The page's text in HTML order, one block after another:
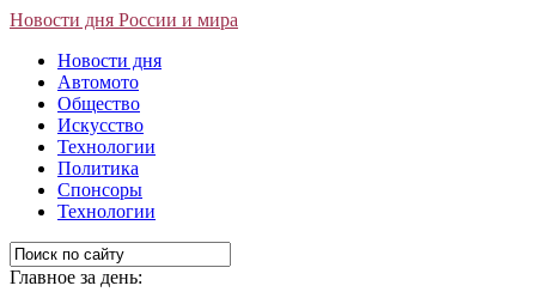
Новости дня России и мира
Новости дня
Автомото
Общество
Искусство
Технологии
Политика
Спонсоры
Технологии
Главное за день: